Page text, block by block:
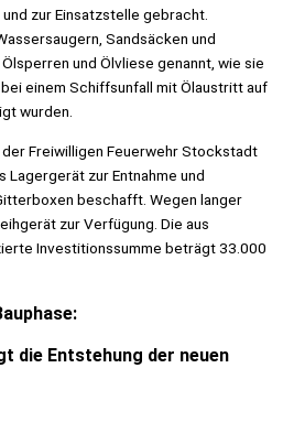
zur Einsatzstelle gebracht.
Sandsäcken und
und Ölvliese genannt, wie sie
einem Schiffsunfall mit Ölaustritt auf
wurden.
Freiwilligen Feuerwehr Stockstadt
zur Entnahme und
beschafft. Wegen langer
zur Verfügung. Die aus
Investitionssumme beträgt 33.000
die Entstehung der neuen